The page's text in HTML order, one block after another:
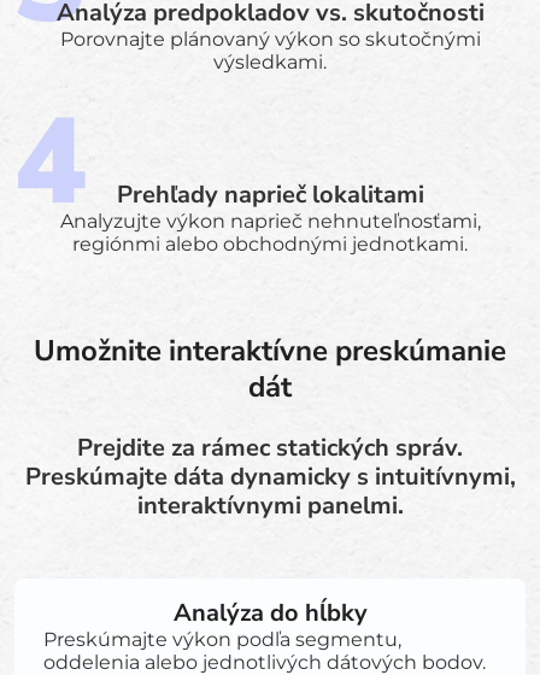
Analýza predpokladov vs. skutočnosti
Porovnajte plánovaný výkon so skutočnými
výsledkami.
Prehľady naprieč lokalitami
Analyzujte výkon naprieč nehnuteľnosťami,
regiónmi alebo obchodnými jednotkami.
Umožnite interaktívne preskúmanie
dát
Prejdite za rámec statických správ.
Preskúmajte dáta dynamicky s intuitívnymi,
interaktívnymi panelmi.
Analýza do hĺbky
Preskúmajte výkon podľa segmentu,
oddelenia alebo jednotlivých dátových bodov.